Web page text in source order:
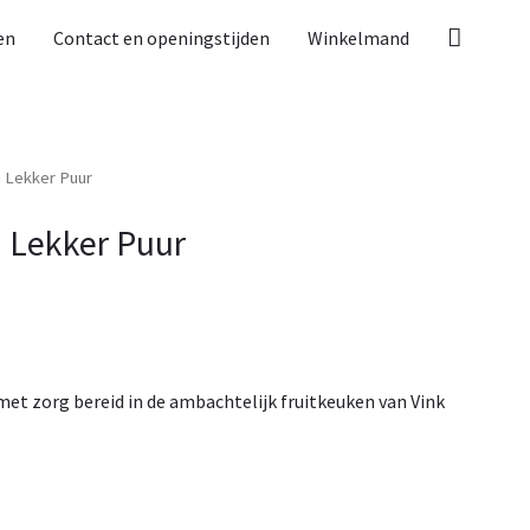
Contact en openingstijden Winkelmand Zoeken
Lekker Puur
Puur
zorg bereid in de ambachtelijk fruitkeuken van Vink